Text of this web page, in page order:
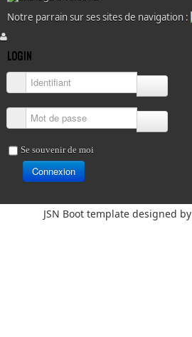
Notre parrain sur ses sites de navigation :
LOGIN
Identifiant
Mot de passe
Se souvenir de moi
Connexion
JSN Boot template designed by